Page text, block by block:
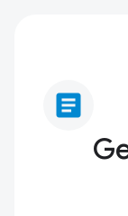
article